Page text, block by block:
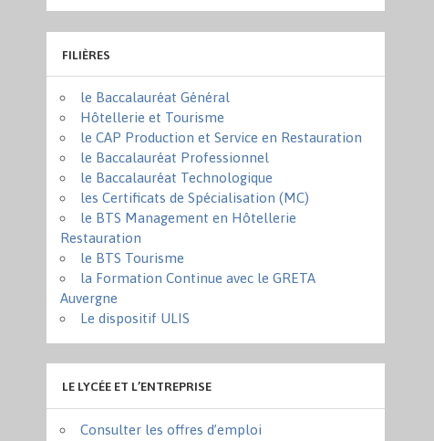
FILIÈRES
le Baccalauréat Général
Hôtellerie et Tourisme
le CAP Production et Service en Restauration
le Baccalauréat Professionnel
le Baccalauréat Technologique
les Certificats de Spécialisation (MC)
le BTS Management en Hôtellerie
Restauration
le BTS Tourisme
la Formation Continue avec le GRETA
Auvergne
Le dispositif ULIS
LE LYCÉE ET L’ENTREPRISE
Consulter les offres d’emploi